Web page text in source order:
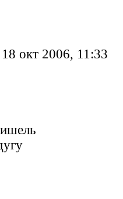
18 окт 2006, 11:33